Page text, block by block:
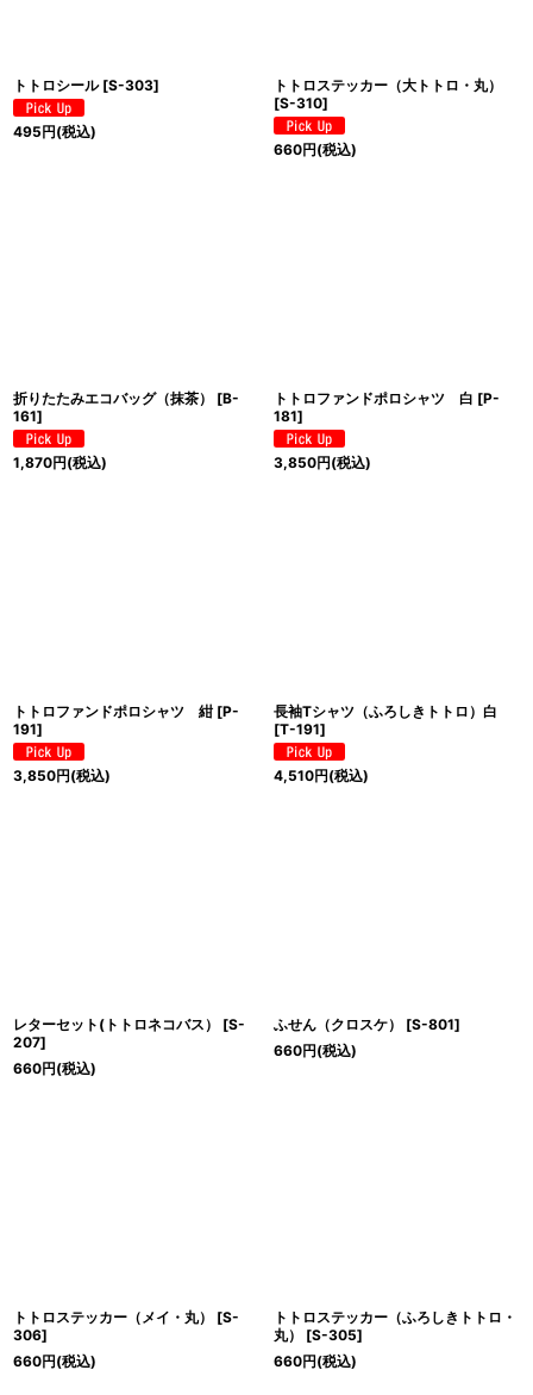
トトロシール [S-303]
495円(税込)
トトロステッカー（大トトロ・丸）
[S-310]
660円(税込)
折りたたみエコバッグ（抹茶） [B-
161]
1,870円(税込)
トトロファンドポロシャツ 白 [P-
181]
3,850円(税込)
トトロファンドポロシャツ 紺 [P-
191]
3,850円(税込)
長袖Tシャツ（ふろしきトトロ）白
[T-191]
4,510円(税込)
レターセット(トトロネコバス） [S-
207]
660円(税込)
ふせん（クロスケ） [S-801]
660円(税込)
トトロステッカー（メイ・丸） [S-
306]
660円(税込)
トトロステッカー（ふろしきトトロ・
丸）
[S-305]
660円(税込)